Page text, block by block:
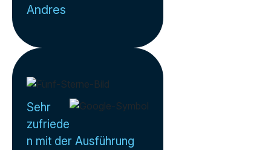
Andres
Sehr
zufriede
n mit der Ausführung